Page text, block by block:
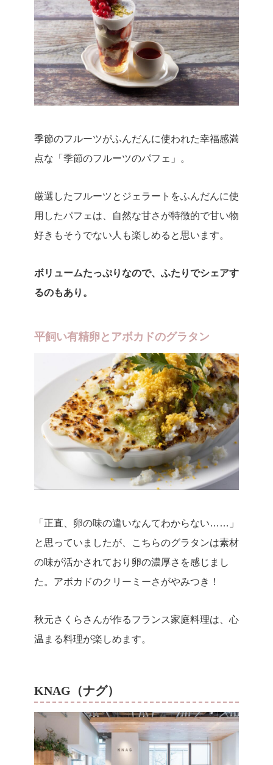
季節のフルーツがふんだんに使われた幸福感満
点な「季節のフルーツのパフェ」。
厳選したフルーツとジェラートをふんだんに使
用したパフェは、自然な甘さが特徴的で甘い物
好きもそうでない人も楽しめると思います。
ボリュームたっぷりなので、ふたりでシェアす
るのもあり。
平飼い有精卵とアボカドのグラタン
「正直、卵の味の違いなんてわからない……」
と思っていましたが、こちらのグラタンは素材
の味が活かされており卵の濃厚さを感じまし
た。アボカドのクリーミーさがやみつき！
秋元さくらさんが作るフランス家庭料理は、心
温まる料理が楽しめます。
KNAG（ナグ）